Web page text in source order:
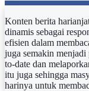
Konten berita
dinamis sebagai
efisien dalam
juga semakin
to-date dan
itu juga sehingga
harinya untuk